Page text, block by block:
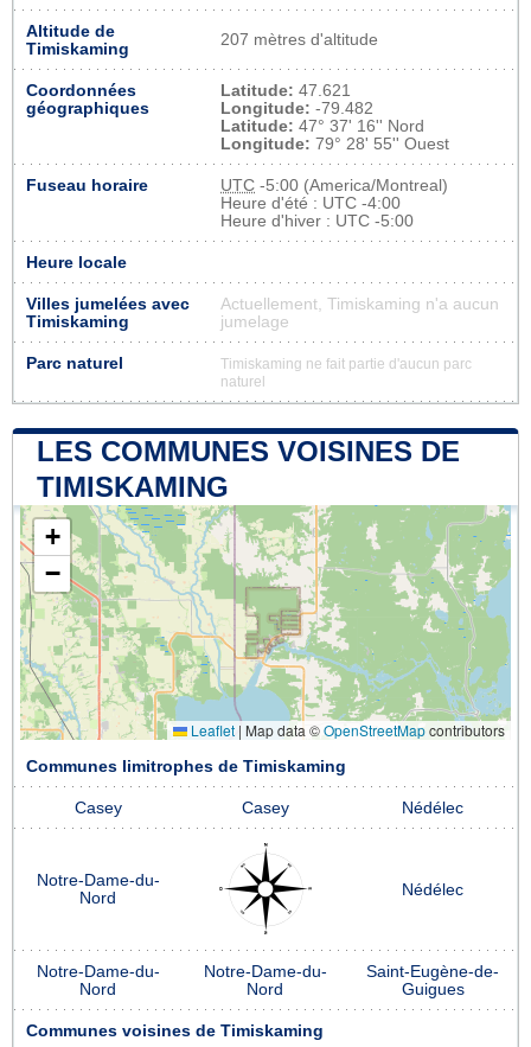
Altitude de
Timiskaming
207 mètres d'altitude
Coordonnées
géographiques
Latitude: 47.621
Longitude: -79.482
Latitude: 47° 37' 16'' Nord
Longitude: 79° 28' 55'' Ouest
Fuseau horaire UTC -5:00 (America/Montreal)
Heure d'été : UTC -4:00
Heure d'hiver : UTC -5:00
Heure locale
Villes jumelées avec
Timiskaming
Actuellement, Timiskaming n'a aucun
jumelage
Parc naturel
Timiskaming ne fait partie d'aucun parc
naturel
LES COMMUNES VOISINES DE
TIMISKAMING
+
−
Leaflet | Map data ©OpenStreetMapcontributors
Communes limitrophes de Timiskaming
Casey Casey Nédélec
Notre-Dame-du-
Nord
Nédélec
Notre-Dame-du-
Nord
Notre-Dame-du-
Nord
Saint-Eugène-de-
Guigues
Communes voisines de Timiskaming